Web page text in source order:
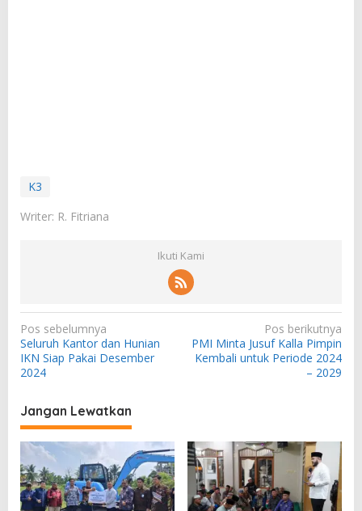
K3
Writer: R. Fitriana
Ikuti Kami
N
a
v
g
a
s
i
Pos sebelumnya
Seluruh Kantor dan Hunian
IKN Siap Pakai Desember
2024
Pos berikutnya
PMI Minta Jusuf Kalla Pimpin
Kembali untuk Periode 2024
– 2029
Jangan Lewatkan